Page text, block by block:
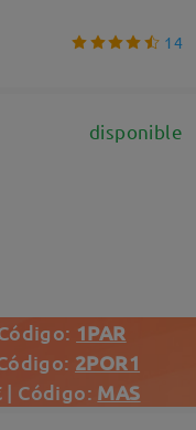
14
disponible
1PAR
2POR1
| Código: MAS